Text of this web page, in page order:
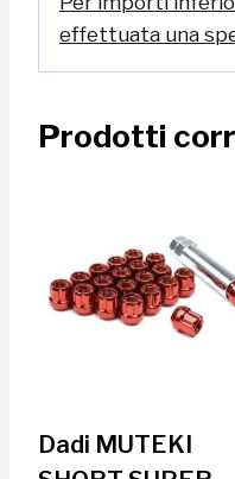
effettuata una
Prodotti
Dadi MUTEKI